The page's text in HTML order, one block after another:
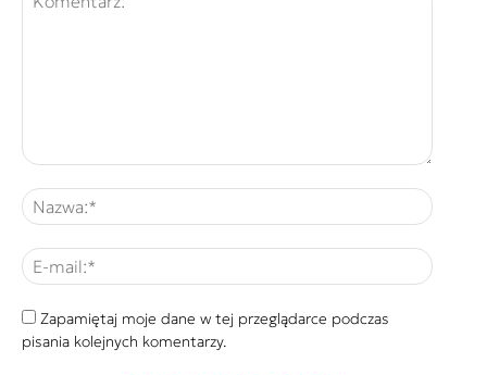
Zapamiętaj moje dane w tej przeglądarce podczas
pisania kolejnych komentarzy.